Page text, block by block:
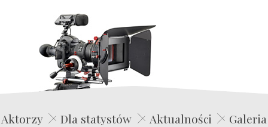
Edwin Film Agencja Aktorska
Aktorzy Dla statystów Aktualności
Galeria